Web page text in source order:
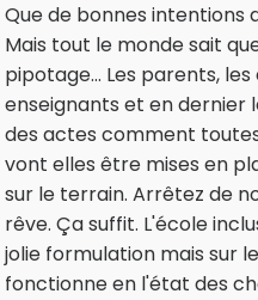
Que de bonnes intentions
Mais tout le monde sait
pipotage... Les parents, les
enseignants et en dernier
des actes comment
vont elles être mises en
sur le terrain. Arrêtez de
rêve. Ça suffit. L'école
jolie formulation mais sur
fonctionne en l'état des